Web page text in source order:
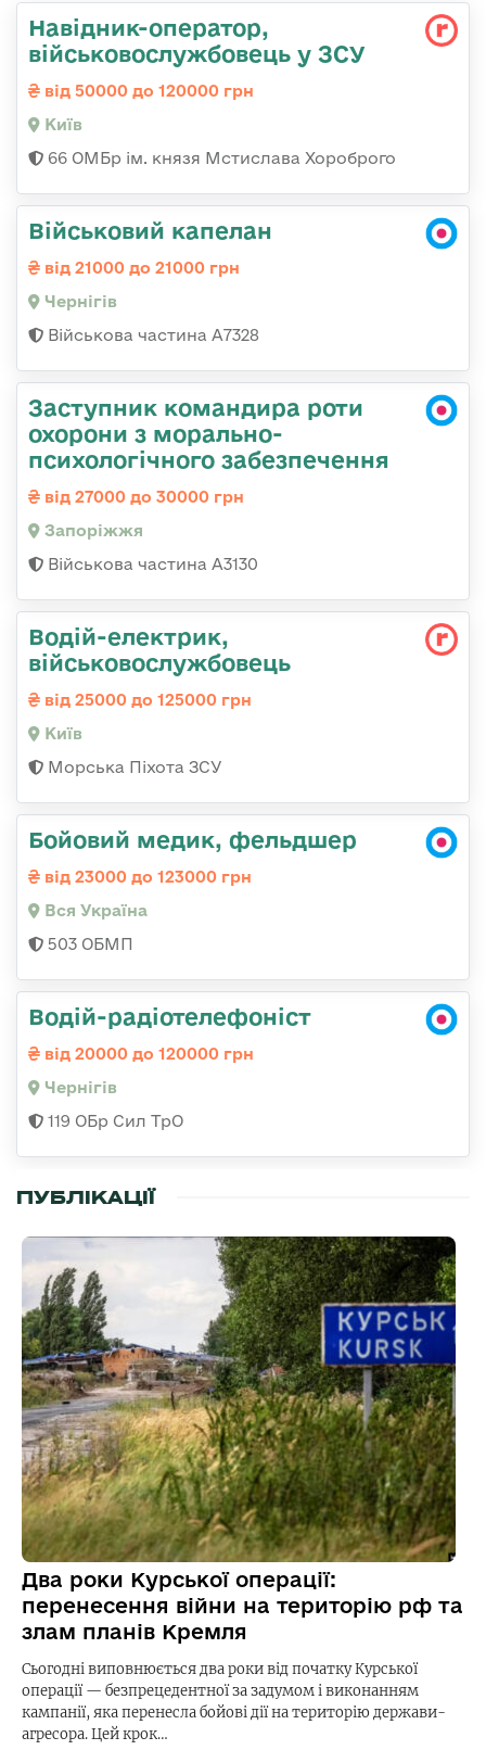
Навідник-оператор,
військовослужбовець у ЗСУ
від 50000 до 120000 грн
Київ
66 ОМБр ім. князя Мстислава Хороброго
Військовий капелан
від 21000 до 21000 грн
Чернігів
Військова частина А7328
Заступник командира роти
охорони з морально-
психологічного забезпечення
від 27000 до 30000 грн
Запоріжжя
Військова частина А3130
Водій-електрик,
військовослужбовець
від 25000 до 125000 грн
Київ
Морська Піхота ЗСУ
Бойовий медик, фельдшер
від 23000 до 123000 грн
Вся Україна
503 ОБМП
Водій-радіотелефоніст
від 20000 до 120000 грн
Чернігів
119 ОБр Сил ТрО
ПУБЛІКАЦІЇ
Два роки Курської операції:
перенесення війни на територію рф та
злам планів Кремля
Сьогодні виповнюється два роки від початку Курської
операції — безпрецедентної за задумом і виконанням
кампанії, яка перенесла бойові дії на територію держави-
агресора. Цей крок…